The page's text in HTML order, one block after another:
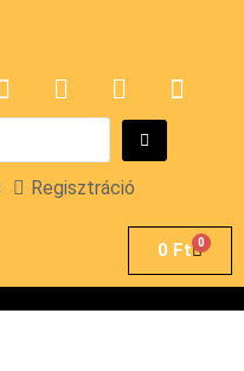
Regisztráció
0 Ft 0